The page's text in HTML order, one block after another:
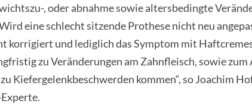
, oder abnahme sowie altersbedingte
eine schlecht sitzende Prothese nicht neu
korrigiert und lediglich das Symptom mit
zu Veränderungen am Zahnfleisch, sowie zum
Kiefergelenkbeschwerden kommen“, so Joachim